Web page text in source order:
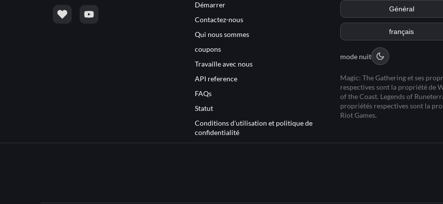
Démarrer
Contactez-nous
Qui nous sommes
coupons
Travaille avec nous
API reference
FAQs
Statut
Conditions d'utilisation et politique de
confidentialité
mode nuit
Magic: The Gathering et ses
respectives sont la propriété de
of the Coast. Legends of
propriétés respectives sont la
Riot Games.